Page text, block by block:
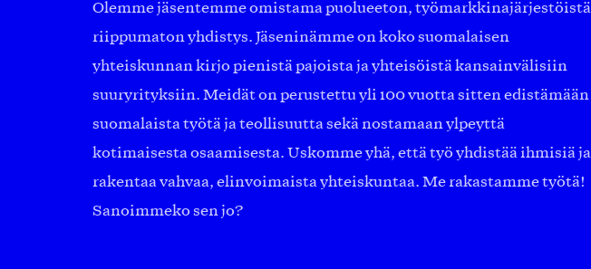
Olemme jäsentemme omistama puolueeton, työmarkkinajärjestöistä
riippumaton yhdistys. Jäseninämme on koko suomalaisen
yhteiskunnan kirjo pienistä pajoista ja yhteisöistä kansainvälisiin
suuryrityksiin. Meidät on perustettu yli 100 vuotta sitten edistämään
suomalaista työtä ja teollisuutta sekä nostamaan ylpeyttä
kotimaisesta osaamisesta. Uskomme yhä, että työ yhdistää ihmisiä ja
rakentaa vahvaa, elinvoimaista yhteiskuntaa. Me rakastamme työtä!
Sanoimmeko sen jo?